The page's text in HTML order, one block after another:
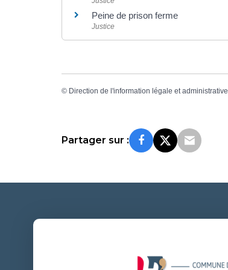
Peine de prison ferme
Justice
© Direction de l'information légale et administrative
Partager sur :